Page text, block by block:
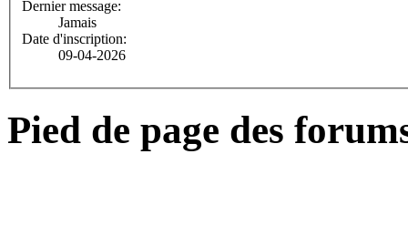
Dernier message:
Jamais
Date d'inscription:
09-04-2026
Pied de page des